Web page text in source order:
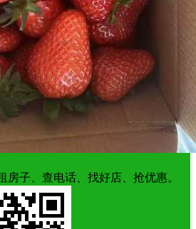
房子、查电话、找好店、抢优惠。